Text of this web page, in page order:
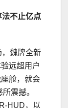
法不止亿点
魏牌全新
远超用户
舱，就会
震撼。
HUD，以